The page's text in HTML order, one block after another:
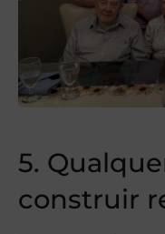
5.
construir